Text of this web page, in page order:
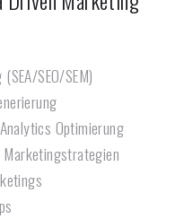
SEO/SEM)
Optimierung